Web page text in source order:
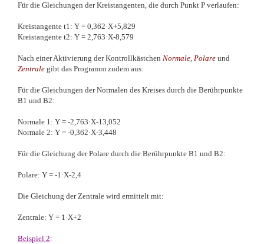
Für die Gleichungen der Kreistangenten, die durch Punkt P verlaufen:
Kreistangente t1: Y = 0,362·X+5,829
Kreistangente t2: Y = 2,763·X-8,579
Nach einer Aktivierung der Kontrollkästchen Normale, Polare und
Zentrale gibt das Programm zudem aus:
Für die Gleichungen der Normalen des Kreises durch die Berührpunkte
B1 und B2:
Normale 1: Y = -2,763·X-13,052
Normale 2: Y = -0,362·X-3,448
Für die Gleichung der Polare durch die Berührpunkte B1 und B2:
Polare: Y = -1·X-2,4
Die Gleichung der Zentrale wird ermittelt mit:
Zentrale: Y = 1·X+2
Beispiel 2: